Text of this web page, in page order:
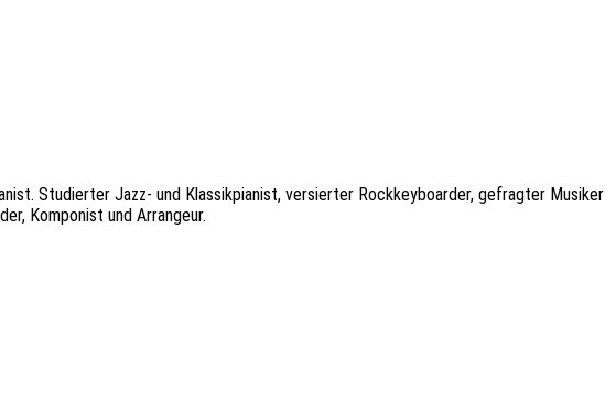
Studierter Jazz- und Klassikpianist, versierter Rockkeyboarder, gefragter Musiker
Komponist und Arrangeur.